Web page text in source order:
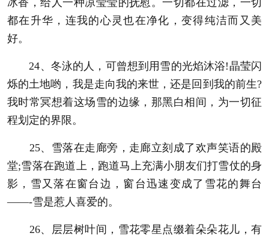
都在升华，连我的心灵也在净化，变得纯洁而又美
好。
24、冬泳的人，可曾想到用雪的光焰沐浴!晶莹闪
烁的土地哟，我是走向我的来世，还是回到我的前生?
我时常冥想着这场雪的边缘，那黑白相间，为一切征
程划定的界限。
25、雪落在走廊旁，走廊立刻成了欢声笑语的殿
堂;雪落在跑道上，跑道马上充满小朋友们打雪仗的身
影，雪又落在窗台边，窗台迅速变成了雪花的舞台
——-雪是惹人喜爱的。
26、层层树叶间，雪花零星点缀着朵朵花儿，有